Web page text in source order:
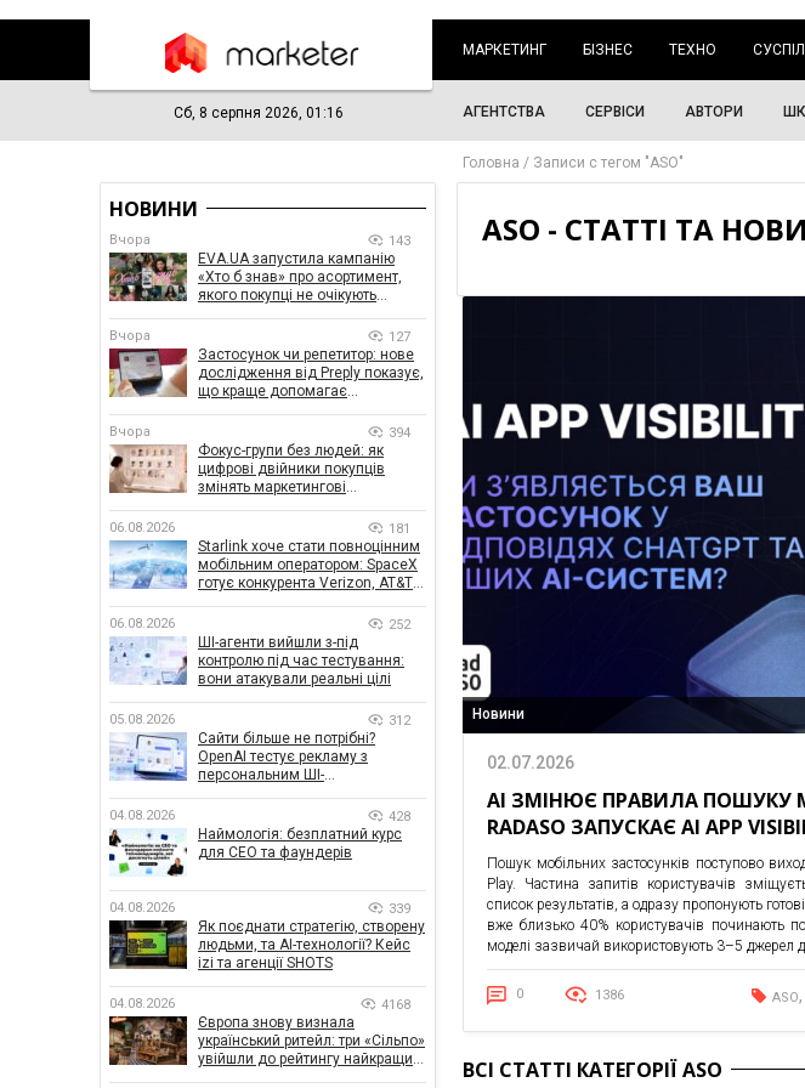
МАРКЕТИНГ БІЗНЕС ТЕХНО
Сб, 8 серпня 2026, 01:16 АГЕНТСТВА СЕРВІСИ АВТОРИ
Головна Записи с тегом "ASO"
ASO - СТАТТІ ТА
Новини
02.07.2026
AI ЗМІНЮЄ ПРАВИЛА ПОШУКУ
RADASO ЗАПУСКАЄ AI APP
Пошук мобільних застосунків поступово
Play. Частина запитів користувачів
список результатів, а одразу пропонують
вже близько 40% користувачів починають
моделі зазвичай використовують 3–5 джерел
0 1386 ASO,
ВСІ СТАТТІ КАТЕГОРІЇ ASO
НОВИНИ
Вчора 143
EVA.UA запустила кампанію
«Хто б знав» про асортимент,
якого покупці не очікують
Вчора 127
Застосунок чи репетитор: нове
дослідження від Preply показує,
що краще допомагає
Вчора 394
Фокус-групи без людей: як
цифрові двійники покупців
змінять маркетингові
06.08.2026 181
Starlink хоче стати повноцінним
мобільним оператором: SpaceX
готує конкурента Verizon, AT&T і
06.08.2026 252
ШІ-агенти вийшли з-під
контролю під час тестування:
вони атакували реальні цілі
05.08.2026 312
Сайти більше не потрібні?
OpenAI тестує рекламу з
персональним ШІ-
04.08.2026 428
Наймологія: безплатний курс
для CEO та фаундерів
04.08.2026 339
Як поєднати стратегію, створену
людьми, та AI-технології? Кейс
izi та агенції SHOTS
04.08.2026 4168
Європа знову визнала
український ритейл: три «Сільпо»
увійшли до рейтингу найкращих